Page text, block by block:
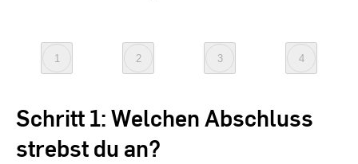
1 2 3 4
Schritt 1: Welchen Abschluss
strebst du an?